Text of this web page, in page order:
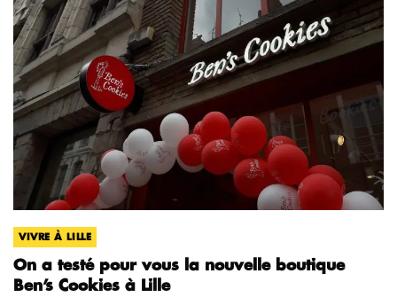
VIVRE À LILLE
On a testé pour vous la nouvelle boutique
Ben’s Cookies à Lille